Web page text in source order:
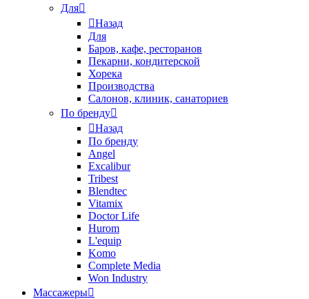
Для
Назад
Для
Баров, кафе, ресторанов
Пекарни, кондитерской
Хорека
Производства
Салонов, клиник, санаториев
По бренду
Назад
По бренду
Angel
Excalibur
Tribest
Blendtec
Vitamix
Doctor Life
Hurom
L'equip
Komo
Complete Media
Won Industry
Массажеры